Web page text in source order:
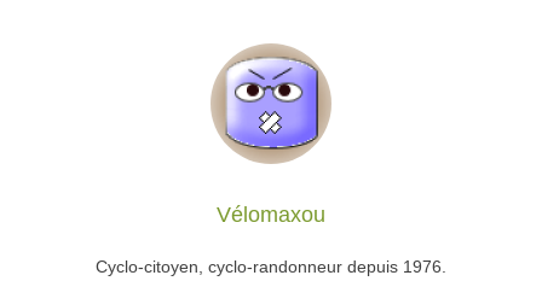
Vélomaxou
Cyclo-citoyen, cyclo-randonneur depuis 1976.